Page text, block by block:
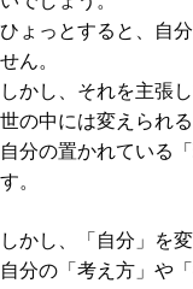
ひょっとすると、自
せん。
しかし、それを主張
世の中には変えられ
自分の置かれている
す。
しかし、「自分」を
自分の「考え方」や